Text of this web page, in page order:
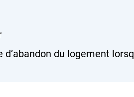
d’abandon du logement